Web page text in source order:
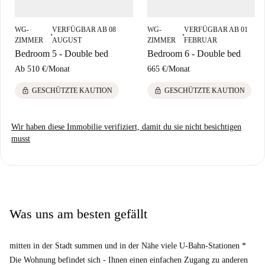
für tägliche Stadterkundungen.
WG-
ZIMMER
■
VERFÜGBAR AB 08
AUGUST
Bedroom 5 - Double bed
Ab 510 €/Monat
lock GESCHÜTZTE KAUTION
WG-
ZIMMER
■
VERFÜGBAR AB 01
FEBRUAR
Bedroom 6 - Double bed
665 €/Monat
lock GESCHÜTZTE KAUTION
Wir haben diese Immobilie verifiziert, damit du sie nicht besichtigen
musst
Was uns am besten gefällt
mitten in der Stadt summen und in der Nähe viele U-Bahn-Stationen *
Die Wohnung befindet sich - Ihnen einen einfachen Zugang zu anderen